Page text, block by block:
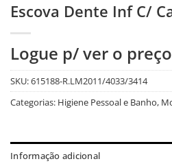
Escova Dente Inf C/
Logue p/ ver o preço
SKU:615188-R.LM2011/4033/3414
Categorias: Higiene Pessoal e Banho,
Informação adicional